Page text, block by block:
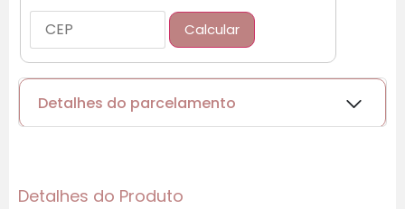
Calcular
Detalhes do parcelamento
Detalhes do Produto